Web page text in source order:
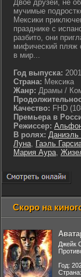
Двое друзей, не
мучимые
Мексики
празднике с
разбито, они
мифический пляж
в мир...
Год выпуска: 2001
Страна: Мексика
Жанр: Драмы /
Качество: FHD
Премьера в
Режиссер:
В ролях: Даниэль
Луна, Гаэль
Мария Аура,
Скоро на
Джейк
Год: